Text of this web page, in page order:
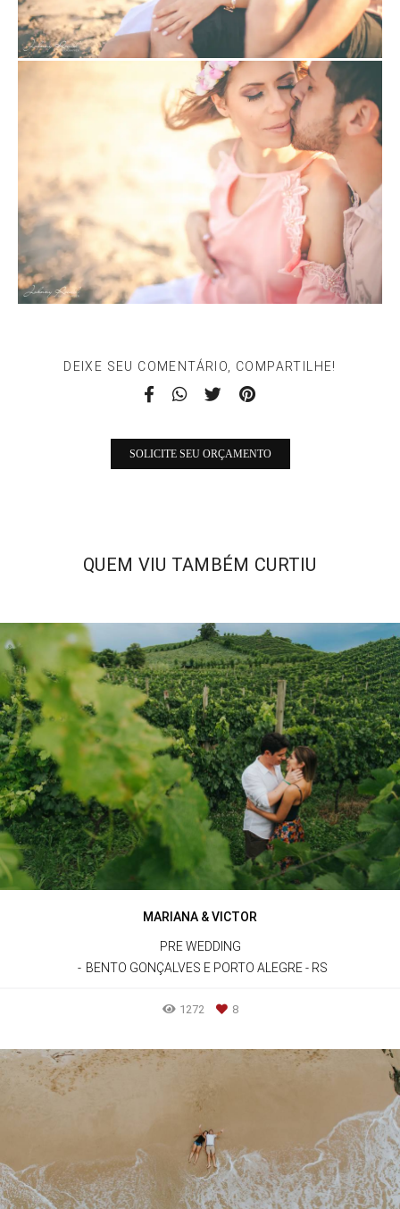
DEIXE SEU COMENTÁRIO, COMPARTILHE!
SOLICITE SEU ORÇAMENTO
QUEM VIU TAMBÉM CURTIU
MARIANA & VICTOR
PRE WEDDING
BENTO GONÇALVES E PORTO ALEGRE - RS
1272 8